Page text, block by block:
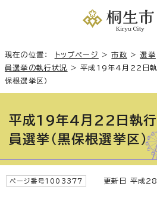
現在の位置： トップページ >市政 >選挙
員選挙の執行状況
>平成19年4月22日執
保根選挙区）
平成19年4月22日執
員選挙（黒保根選挙区）
ページ番号1003377 更新日 平成28